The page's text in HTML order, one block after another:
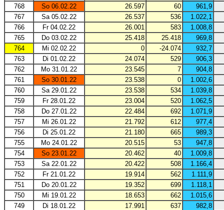
768
So 06.02.22 26.597 60
961,9
767
Sa 05.02.22 26.537 536
1.022,1
766
Fr 04.02.22 26.001 583
1.008,8
765
Do 03.02.22 25.418 25.418
969,8
764
Mi 02.02.22 0 -24.074
932,7
763
Di 01.02.22 24.074 529
906,3
762
Mo 31.01.22 23.545 7
904,8
761
So 30.01.22 23.538 0
1.002,6
760
Sa 29.01.22 23.538 534
1.039,8
759
Fr 28.01.22 23.004 520
1.062,5
758
Do 27.01.22 22.484 692
1.071,9
757
Mi 26.01.22 21.792 612
977,4
756
Di 25.01.22 21.180 665
989,3
755
Mo 24.01.22 20.515 53
947,8
754
So 23.01.22 20.462 40
1.009,8
753
Sa 22.01.22 20.422 508
1.166,4
752
Fr 21.01.22 19.914 562
1.111,9
751
Do 20.01.22 19.352 699
1.118,1
750
Mi 19.01.22 18.653 662
1.015,6
749
Di 18.01.22 17.991 637
982,8